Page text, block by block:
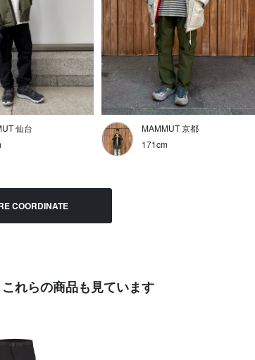
仙台
MAMMUT 京都
171cm
COORDINATE
これらの商品も見ています